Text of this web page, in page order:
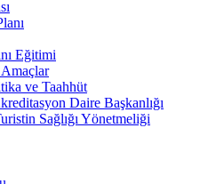
Eğitimi
ve Taahhüt
Daire Başkanlığı
Sağlığı Yönetmeliği